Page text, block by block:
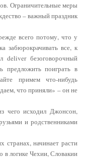
Ограничительные меры
– важный праздник
всего потому, что у
забюрокрачивать все, к
безоговорочный
предложить поиграть в
примем что-нибудь
что приняли» – он не
чего исходил Джонсон,
и родственниками
странах, начинает расти
логике Чехии, Словакии